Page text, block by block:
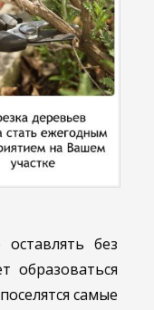
без
образоваться
самые